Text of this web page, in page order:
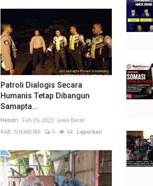
Patroli Dialogis Secara
Humanis Tetap Dibangun
Samapta...
Hendri Feb 26, 2023
Jawa Barat
KAB. SUKABUMI
0 64Laporkan